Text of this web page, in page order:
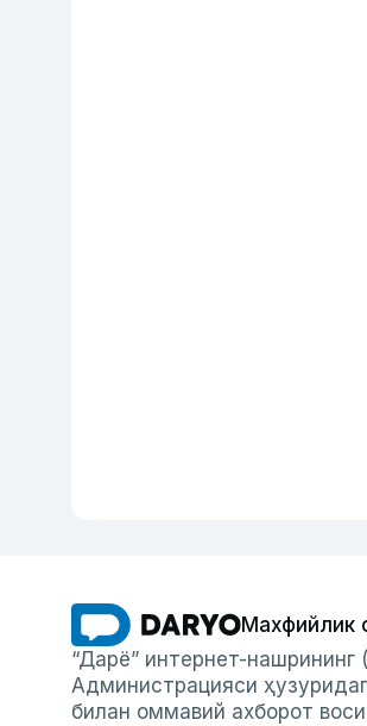
Махфийлик
“Дарё” интернет-
Администрацияси
билан оммавий ахборот